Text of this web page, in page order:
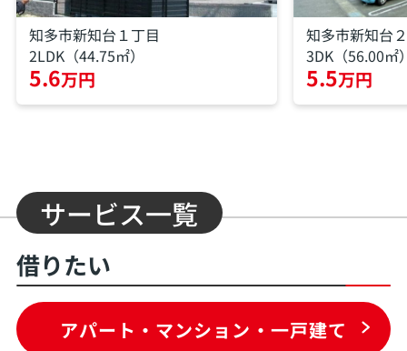
知多市新知台１丁目
2LDK（44.75㎡）
5.6万円
知多市新知台
3DK（56.00㎡
5.5万円
サービス一覧
借りたい
アパート・マンション・一戸建て